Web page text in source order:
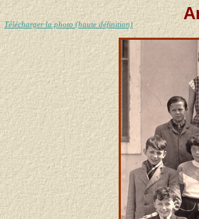
Télécharger la photo (haute définition)